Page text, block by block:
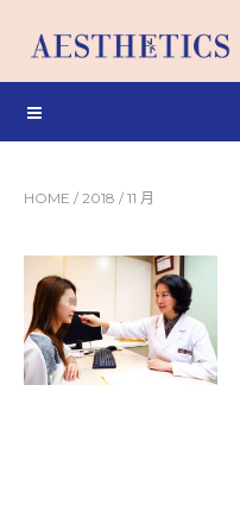
HOME / 2018 / 11 月